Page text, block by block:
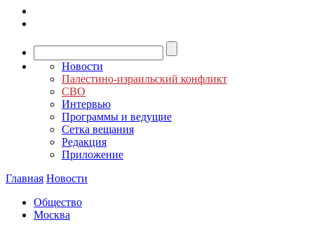
Новости
Палестино-израильский конфликт
СВО
Интервью
Программы и ведущие
Сетка вещания
Редакция
Приложение
Главная Новости
Общество
Москва